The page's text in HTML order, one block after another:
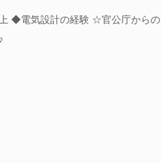
◆電気設計の経験 ☆官公庁からの